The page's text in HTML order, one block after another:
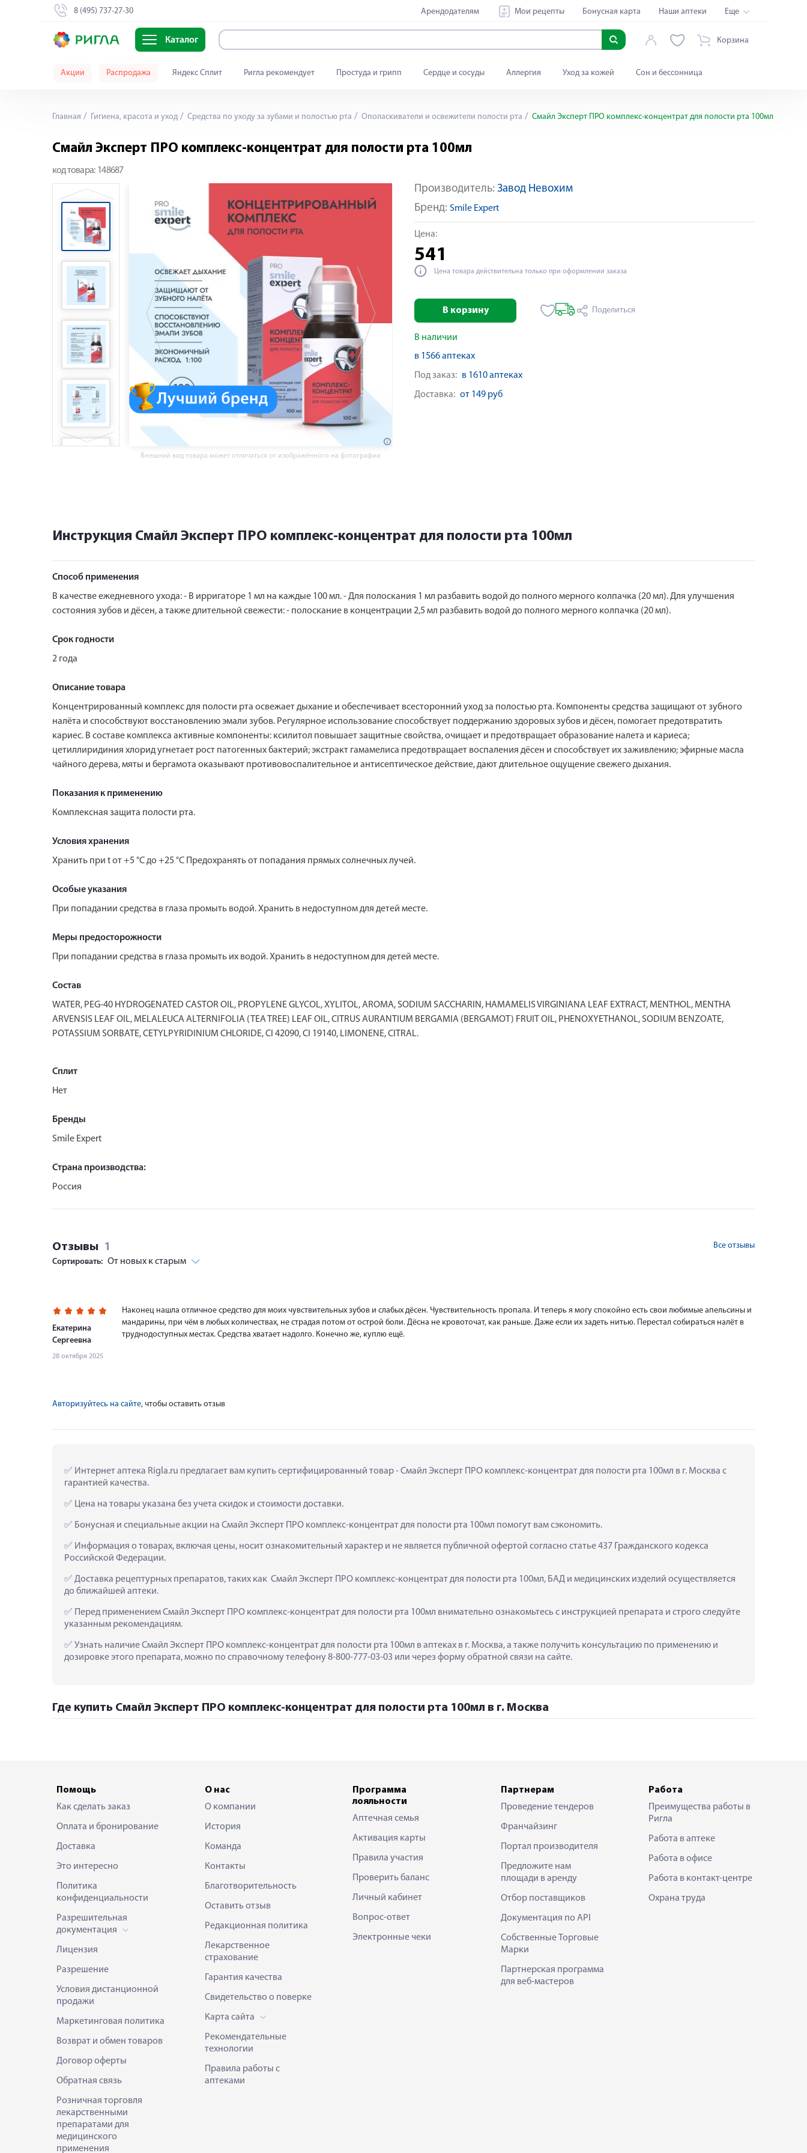
8 (495) 737-27-30 Арендодателям Мои рецепты Бонусная карта Наши аптеки Еще
Каталог Корзина
Акции Распродажа Яндекс Сплит Ригла рекомендует Простуда и грипп Сердце и сосуды Аллергия Уход за кожей Сон и бессонница
Главная Гигиена, красота и уход Средства по уходу за зубами и полостью рта Ополаскиватели и освежители полости рта Смайл Эксперт ПРО комплекс-концентрат для полости рта 100мл
Смайл Эксперт ПРО комплекс-концентрат для полости рта 100мл
код товара: 148687
Внешний вид товара может отличаться от изображённого на фотографии
Производитель: Завод Невохим
Бренд: Smile Expert
Цена:
541
Цена товара действительна только при оформлении заказа
В корзину Поделиться
В наличии
в 1566 аптеках
Под заказ: в 1610 аптеках
Доставка: от 149 руб
Инструкция Смайл Эксперт ПРО комплекс-концентрат для полости рта 100мл
Способ применения
В качестве ежедневного ухода: - В ирригаторе 1 мл на каждые 100 мл. - Для полоскания 1 мл разбавить водой до полного мерного колпачка (20 мл). Для улучшения
состояния зубов и дёсен, а также длительной свежести: - полоскание в концентрации 2,5 мл разбавить водой до полного мерного колпачка (20 мл).
Срок годности
2 года
Описание товара
Концентрированный комплекс для полости рта освежает дыхание и обеспечивает всесторонний уход за полостью рта. Компоненты средства защищают от зубного
налёта и способствуют восстановлению эмали зубов. Регулярное использование способствует поддержанию здоровых зубов и дёсен, помогает предотвратить
кариес. В составе комплекса активные компоненты: ксилитол повышает защитные свойства, очищает и предотвращает образование налета и кариеса;
цетиллиридиния хлорид угнетает рост патогенных бактерий; экстракт гамамелиса предотвращает воспаления дёсен и способствует их заживлению; эфирные масла
чайного дерева, мяты и бергамота оказывают противовоспалительное и антисептическое действие, дают длительное ощущение свежего дыхания.
Показания к применению
Комплексная защита полости рта.
Условия хранения
Хранить при t от +5 °C до +25 °C Предохранять от попадания прямых солнечных лучей.
Особые указания
При попадании средства в глаза промыть водой. Хранить в недоступном для детей месте.
Меры предосторожности
При попадании средства в глаза промыть их водой. Хранить в недоступном для детей месте.
Состав
WATER, PEG-40 HYDROGENATED CASTOR OIL, PROPYLENE GLYCOL, XYLITOL, AROMA, SODIUM SACCHARIN, HAMAMELIS VIRGINIANA LEAF EXTRACT, MENTHOL, MENTHA
ARVENSIS LEAF OIL, MELALEUCA ALTERNIFOLIA (TEA TREE) LEAF OIL, CITRUS AURANTIUM BERGAMIA (BERGAMOT) FRUIT OIL, PHENOXYETHANOL, SODIUM BENZOATE,
POTASSIUM SORBATE, CETYLPYRIDINIUM CHLORIDE, CI 42090, CI 19140, LIMONENE, CITRAL.
Сплит
Нет
Бренды
Smile Expert
Страна производства:
Россия
Отзывы 1
Все отзывы
Сортировать: От новых к старым
Екатерина
Сергеевна
28 октября 2025
Наконец нашла отличное средство для моих чувствительных зубов и слабых дёсен. Чувствительность пропала. И теперь я могу спокойно есть свои любимые апельсины и
мандарины, при чём в любых количествах, не страдая потом от острой боли. Дёсна не кровоточат, как раньше. Даже если их задеть нитью. Перестал собираться налёт в
труднодоступных местах. Средства хватает надолго. Конечно же, куплю ещё.
Авторизуйтесь на сайте, чтобы оставить отзыв
Интернет аптека Rigla.ru предлагает вам купить сертифицированный товар - Смайл Эксперт ПРО комплекс-концентрат для полости рта 100мл в г. Москва с
гарантией качества.
Цена на товары указана без учета скидок и стоимости доставки.
Бонусная и специальные акции на Смайл Эксперт ПРО комплекс-концентрат для полости рта 100мл помогут вам сэкономить.
Информация о товарах, включая цены, носит ознакомительный характер и не является публичной офертой согласно статье 437 Гражданского кодекса
Российской Федерации.
Доставка рецептурных препаратов, таких как  Смайл Эксперт ПРО комплекс-концентрат для полости рта 100мл, БАД и медицинских изделий осуществляется
до ближайшей аптеки.
Перед применением Смайл Эксперт ПРО комплекс-концентрат для полости рта 100мл внимательно ознакомьтесь с инструкцией препарата и строго следуйте
указанным рекомендациям.
Узнать наличие Смайл Эксперт ПРО комплекс-концентрат для полости рта 100мл в аптеках в г. Москва, а также получить консультацию по применению и
дозировке этого препарата, можно по справочному телефону 8-800-777-03-03 или через форму обратной связи на сайте.
Где купить Смайл Эксперт ПРО комплекс-концентрат для полости рта 100мл в г. Москва
Помощь
Как сделать заказ
Оплата и бронирование
Доставка
Это интересно
Политика
конфиденциальности
Разрешительная
документация
Лицензия
Разрешение
Условия дистанционной
продажи
Маркетинговая политика
Возврат и обмен товаров
Договор оферты
Обратная связь
Розничная торговля
лекарственными
препаратами для
медицинского
применения
О нас
О компании
История
Команда
Контакты
Благотворительность
Оставить отзыв
Редакционная политика
Лекарственное
страхование
Гарантия качества
Свидетельство о поверке
Карта сайта
Рекомендательные
технологии
Правила работы с
аптеками
Программа
лояльности
Аптечная семья
Активация карты
Правила участия
Проверить баланс
Личный кабинет
Вопрос-ответ
Электронные чеки
Партнерам
Проведение тендеров
Франчайзинг
Портал производителя
Предложите нам
площади в аренду
Отбор поставщиков
Документация по API
Собственные Торговые
Марки
Партнерская программа
для веб-мастеров
Работа
Преимущества работы в
Ригла
Работа в аптеке
Работа в офисе
Работа в контакт-центре
Охрана труда